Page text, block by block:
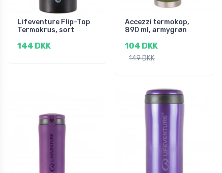
Lifeventure Flip-Top
Termokrus, sort
144 DKK
Accezzi termokop,
890 ml, armygrøn
104 DKK
149 DKK